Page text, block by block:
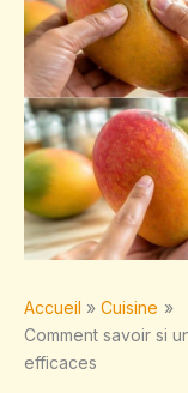
Accueil
Cuisine
Comment savoir si
efficaces